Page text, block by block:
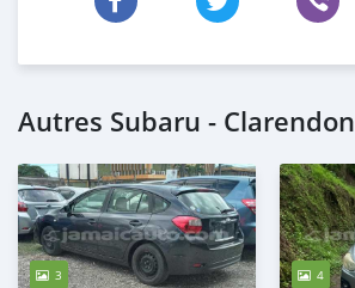
Autres Subaru - Clarendon
3 4